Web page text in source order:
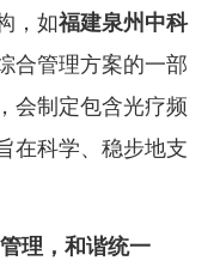
，如福建泉州中科
合管理方案的一部
会制定包含光疗频
在科学、稳步地支
理，和谐统一